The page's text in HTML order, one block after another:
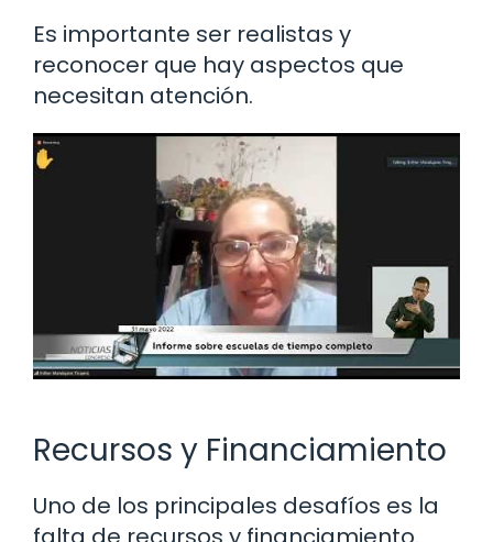
Es importante ser realistas y
reconocer que hay aspectos que
necesitan atención.
Recursos y Financiamiento
Uno de los principales desafíos es la